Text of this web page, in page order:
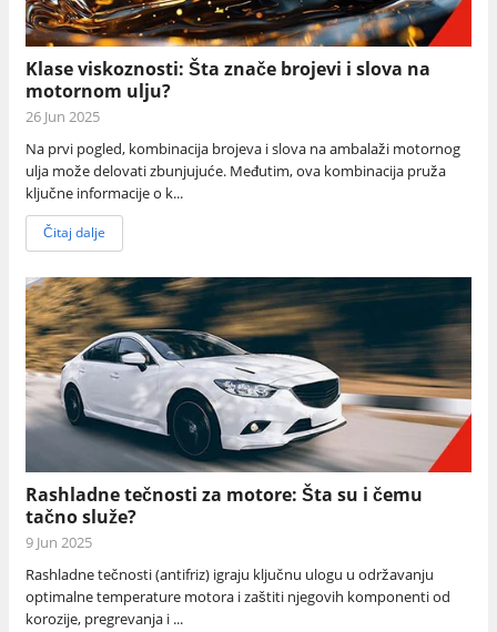
Klase viskoznosti: Šta znače brojevi i slova na
motornom ulju?
26 Jun 2025
Na prvi pogled, kombinacija brojeva i slova na ambalaži motornog
ulja može delovati zbunjujuće. Međutim, ova kombinacija pruža
ključne informacije o k...
Čitaj dalje
Rashladne tečnosti za motore: Šta su i čemu
tačno služe?
9 Jun 2025
Rashladne tečnosti (antifriz) igraju ključnu ulogu u održavanju
optimalne temperature motora i zaštiti njegovih komponenti od
korozije, pregrevanja i ...